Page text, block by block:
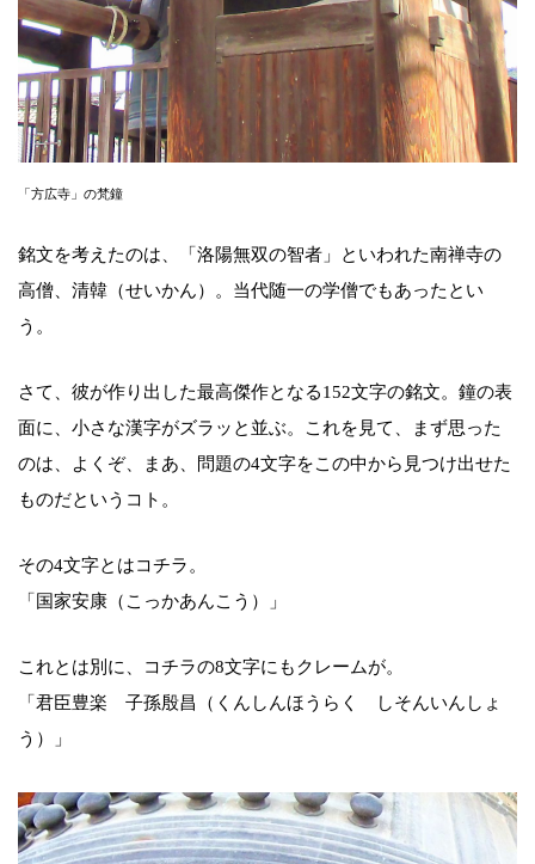
「方広寺」の梵鐘
銘文を考えたのは、「洛陽無双の智者」といわれた南禅寺の
高僧、清韓（せいかん）。当代随一の学僧でもあったとい
う。
さて、彼が作り出した最高傑作となる152文字の銘文。鐘の表
面に、小さな漢字がズラッと並ぶ。これを見て、まず思った
のは、よくぞ、まあ、問題の4文字をこの中から見つけ出せた
ものだというコト。
その4文字とはコチラ。
「国家安康（こっかあんこう）」
これとは別に、コチラの8文字にもクレームが。
「君臣豊楽 子孫殷昌（くんしんほうらく しそんいんしょ
う）」